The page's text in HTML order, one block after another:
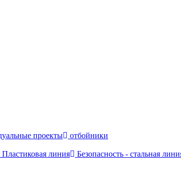
проекты
отбойники
Пластиковая линия
Безопасность - стальная